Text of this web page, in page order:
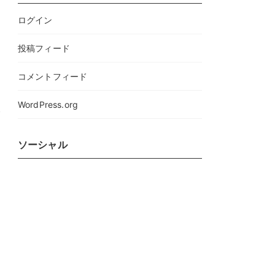
ログイン
投稿フィード
コメントフィード
WordPress.org
ソーシャル